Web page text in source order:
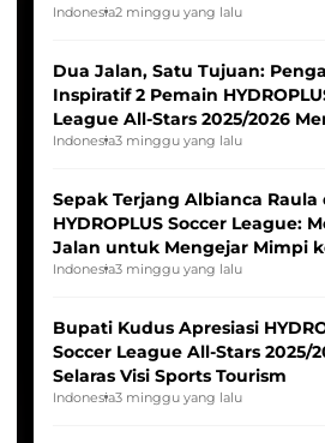
Indonesia2 minggu yang lalu
Dua Jalan, Satu Tujuan:
Inspiratif 2 Pemain
League All-Stars 2025/2026
Seleksi Timnas Indonesia Putri
Indonesia3 minggu yang lalu
Sepak Terjang Albianca Raula
HYDROPLUS Soccer League:
Jalan untuk Mengejar Mimpi
Indonesia Putri
Indonesia3 minggu yang lalu
Bupati Kudus Apresiasi
Soccer League All-Stars 2025/
Selaras Visi Sports Tourism
Indonesia3 minggu yang lalu